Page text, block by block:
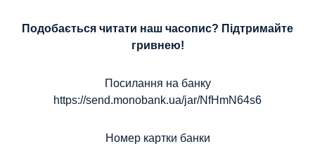
Подобається читати наш часопис? Підтримайте
гривнею!
Посилання на банку
https://send.monobank.ua/jar/NfHmN64s6
Номер картки банки